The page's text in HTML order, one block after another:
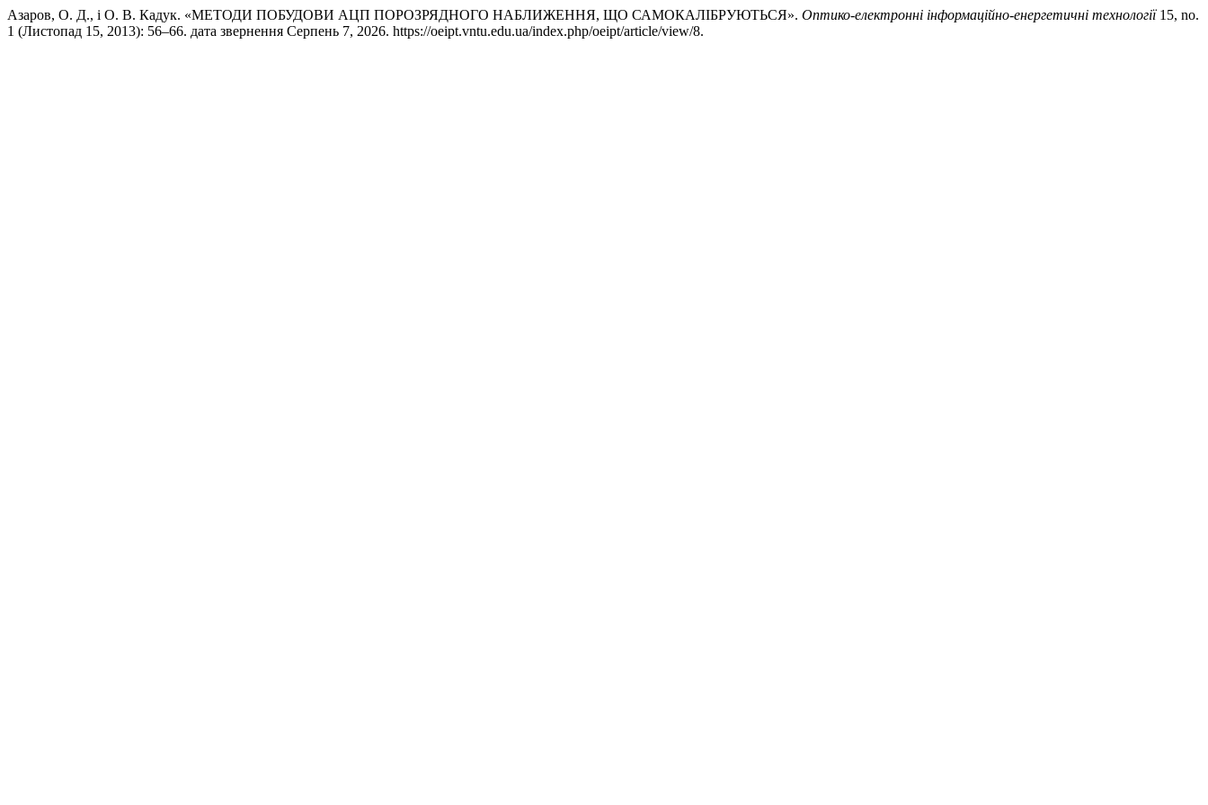
Азаров, О. Д., і О. В. Кадук. «МЕТОДИ ПОБУДОВИ АЦП ПОРОЗРЯДНОГО НАБЛИЖЕННЯ, ЩО САМОКАЛІБРУЮТЬСЯ». Оптико-електроннi iнформацiйно-енергетичнi технологiї15, no.
1 (Листопад 15, 2013): 56–66. дата звернення Серпень 7, 2026. https://oeipt.vntu.edu.ua/index.php/oeipt/article/view/8.